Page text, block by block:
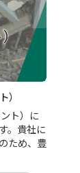
）
ト）に
。貴社に
ため、豊